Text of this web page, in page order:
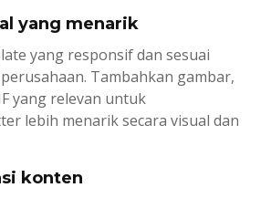
yang menarik
yang responsif dan sesuai
Tambahkan gambar,
yang relevan untuk
lebih menarik secara visual dan
konten